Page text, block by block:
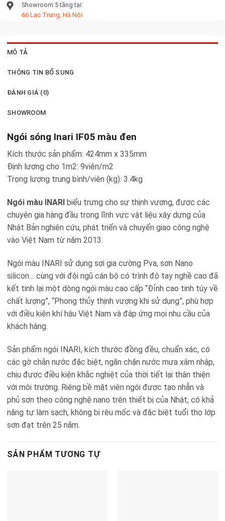
Showroom 5 tầng tại:
66 Lạc Trung, Hà Nội
MÔ TẢ
THÔNG TIN BỔ SUNG
ĐÁNH GIÁ (0)
SHOWROOM
Ngói sóng Inari IF05 màu đen
Kích thước sản phẩm: 424mm x 335mm
Định lượng cho 1m2: 9viên/m2
Trọng lượng trung bình/viên (kg): 3.4kg
Ngói màu INARI biểu trưng cho sự thịnh vượng, được các
chuyên gia hàng đầu trong lĩnh vực vật liệu xây dựng của
Nhật Bản nghiên cứu, phát triển và chuyển giao công nghệ
vào Việt Nam từ năm 2013.
Ngói màu INARI sử dụng sợi gia cường Pva, sơn Nano
silicon… cùng với đội ngũ cán bộ có trình độ tay nghề cao đã
kết tinh lại một dòng ngói màu cao cấp “Đỉnh cao tinh túy về
chất lượng”, “Phong thủy thịnh vượng khi sử dụng”, phù hợp
với điều kiện khí hậu Việt Nam và đáp ứng mọi nhu cầu của
khách hàng.
Sản phẩm ngói INARI, kích thước đồng đều, chuẩn xác, có
các gờ chắn nước đặc biệt, ngăn chặn nước mưa xâm nhập,
chịu được điều kiện khắc nghiệt của thời tiết lại thân thiện
với môi trường. Riêng bề mặt viên ngói được tạo nhẵn và
phủ sơn theo công nghệ nano trên thiết bị của Nhật, có khả
năng tự làm sạch, không bị rêu mốc và đặc biệt tuổi thọ lớp
sơn đạt trên 25 năm.
SẢN PHẨM TƯƠNG TỰ